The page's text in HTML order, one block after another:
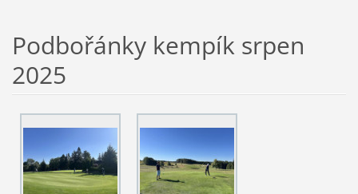
Podbořánky kempík srpen
2025